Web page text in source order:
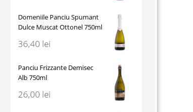
Domeniile Panciu Spumant
Dulce Muscat Ottonel 750ml
36,40 lei
Panciu Frizzante Demisec
Alb 750ml
26,00 lei